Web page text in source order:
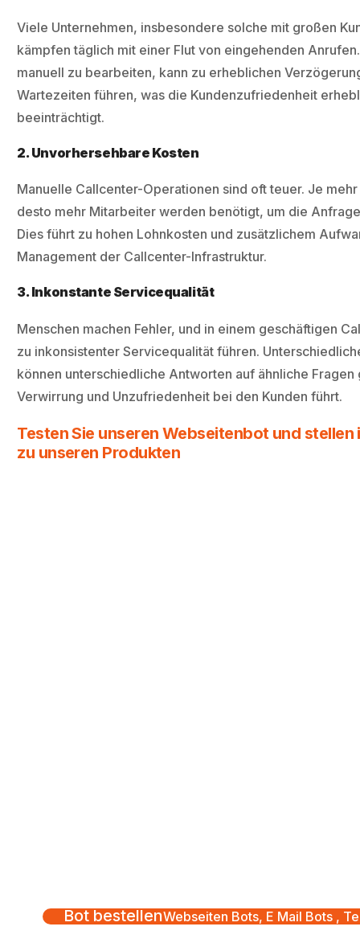
Viele Unternehmen, insbesondere solche mit großen
kämpfen täglich mit einer Flut von eingehenden
manuell zu bearbeiten, kann zu erheblichen
Wartezeiten führen, was die Kundenzufriedenheit
beeinträchtigt.
2. Unvorhersehbare Kosten
Manuelle Callcenter-Operationen sind oft teuer. Je
desto mehr Mitarbeiter werden benötigt, um die
Dies führt zu hohen Lohnkosten und zusätzlichem
Management der Callcenter-Infrastruktur.
3. Inkonstante Servicequalität
Menschen machen Fehler, und in einem geschäftigen
zu inkonsistenter Servicequalität führen.
können unterschiedliche Antworten auf ähnliche Fragen
Verwirrung und Unzufriedenheit bei den Kunden führt.
Testen Sie unseren Webseitenbot und stellen
zu unseren Produkten
Bot bestellenWebseiten Bots, E Mail Bots ,